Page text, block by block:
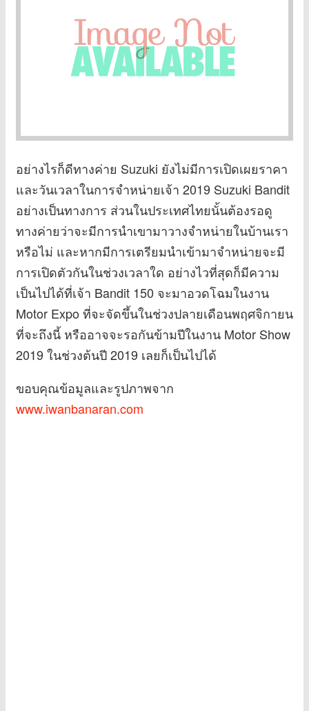
อย่างไรก็ดีทางค่าย Suzuki ยังไม่มีการเปิดเผยราคา
และวันเวลาในการจำหน่ายเจ้า 2019 Suzuki Bandit
อย่างเป็นทางการ ส่วนในประเทศไทยนั้นต้องรอดู
ทางค่ายว่าจะมีการนำเขามาวางจำหน่ายในบ้านเรา
หรือไม่ และหากมีการเตรียมนำเข้ามาจำหน่ายจะมี
การเปิดตัวกันในช่วงเวลาใด อย่างไวที่สุดก็มีความ
เป็นไปได้ที่เจ้า Bandit 150 จะมาอวดโฉมในงาน
Motor Expo ที่จะจัดขึ้นในช่วงปลายเดือนพฤศจิกายน
ที่จะถึงนี้ หรืออาจจะรอกันข้ามปีในงาน Motor Show
2019 ในช่วงต้นปี 2019 เลยก็เป็นไปได้
ขอบคุณข้อมูลและรูปภาพจาก
www.iwanbanaran.com